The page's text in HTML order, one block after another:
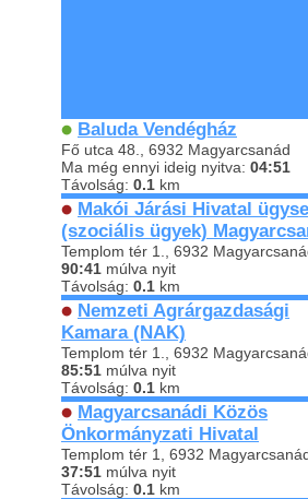
Baluda Vendégház
Fő utca 48., 6932 Magyarcsanád
Ma még ennyi ideig nyitva: 04:51
Távolság: 0.1 km
Makói Járási Hivatal
(szociális ügyek)
Templom tér 1., 6932
90:41 múlva nyit
Távolság: 0.1 km
Nemzeti Agrárgazdasági
Kamara (NAK)
Templom tér 1., 6932
85:51 múlva nyit
Távolság: 0.1 km
Magyarcsanádi Közös
Önkormányzati Hivatal
Templom tér 1, 6932
37:51 múlva nyit
Távolság: 0.1 km